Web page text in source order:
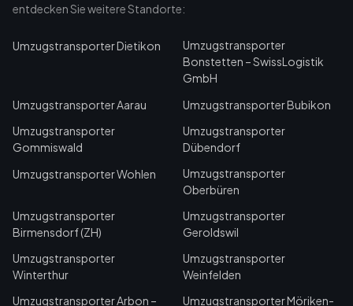
entdecken Sie weitere Standorte:
Umzugstransporter Dietikon
Umzugstransporter
Bonstetten – SwissLogistik
GmbH
Umzugstransporter Aarau
Umzugstransporter Bubikon
Umzugstransporter
Gommiswald
Umzugstransporter
Dübendorf
Umzugstransporter Wohlen
Umzugstransporter
Oberbüren
Umzugstransporter
Birmensdorf (ZH)
Umzugstransporter
Geroldswil
Umzugstransporter
Winterthur
Umzugstransporter
Weinfelden
Umzugstransporter Arbon –
Umzugstransporter Möriken-